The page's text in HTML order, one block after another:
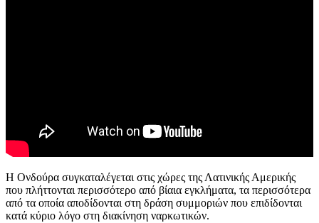
Η Ονδούρα συγκαταλέγεται στις χώρες της Λατινικής Αμερικής
που πλήττονται περισσότερο από βίαια εγκλήματα, τα περισσότερα
από τα οποία αποδίδονται στη δράση συμμοριών που επιδίδονται
κατά κύριο λόγο στη διακίνηση ναρκωτικών.